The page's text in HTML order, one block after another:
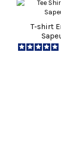
T-shirt